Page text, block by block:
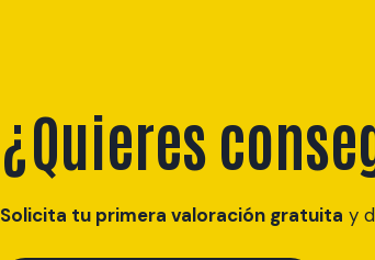
¿Quieres
Solicita tu primera valoración gratuita y